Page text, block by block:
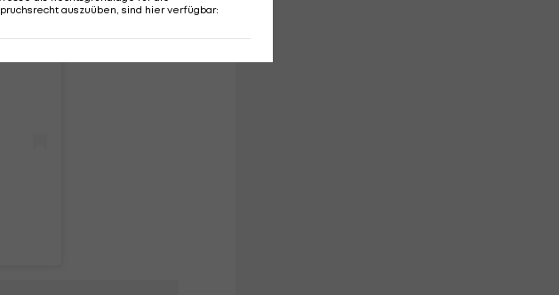
auszuüben, sind hier verfügbar: